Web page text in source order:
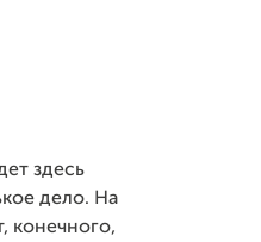
здесь
дело. На
конечного,